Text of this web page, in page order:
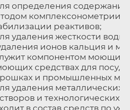
определения содержания
комплексонометрии,
реактивов;
удаления жесткости воды
ионов кальция и
компонентом моющих
средствах для
и промышленных
удаления металлических
и технологических
в состав средств по